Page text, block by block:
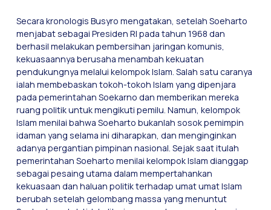
Secara kronologis Busyro mengatakan, setelah Soeharto
menjabat sebagai Presiden RI pada tahun 1968 dan
berhasil melakukan pembersihan jaringan komunis,
kekuasaannya berusaha menambah kekuatan
pendukungnya melalui kelompok Islam. Salah satu caranya
ialah membebaskan tokoh-tokoh Islam yang dipenjara
pada pemerintahan Soekarno dan memberikan mereka
ruang politik untuk mengikuti pemilu. Namun, kelompok
Islam menilai bahwa Soeharto bukanlah sosok pemimpin
idaman yang selama ini diharapkan, dan menginginkan
adanya pergantian pimpinan nasional. Sejak saat itulah
pemerintahan Soeharto menilai kelompok Islam dianggap
sebagai pesaing utama dalam mempertahankan
kekuasaan dan haluan politik terhadap umat umat Islam
berubah setelah gelombang massa yang menuntut